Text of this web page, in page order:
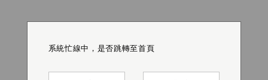
系統忙線中，是否跳轉至首頁
系統忙線中，是否跳轉至首頁
系統忙線中，是否跳轉至首頁
系統忙線中，是否跳轉至首頁
系統忙線中，是否跳轉至首頁